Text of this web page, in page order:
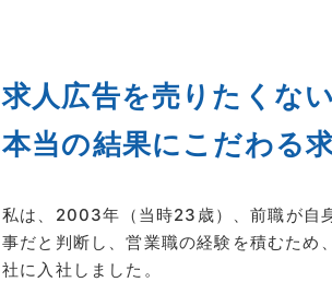
求人広告を売りたくない
本当の結果にこだわる求
私は、2003年（当時23歳）、前職が自
事だと判断し、営業職の経験を積むため
社に入社しました。